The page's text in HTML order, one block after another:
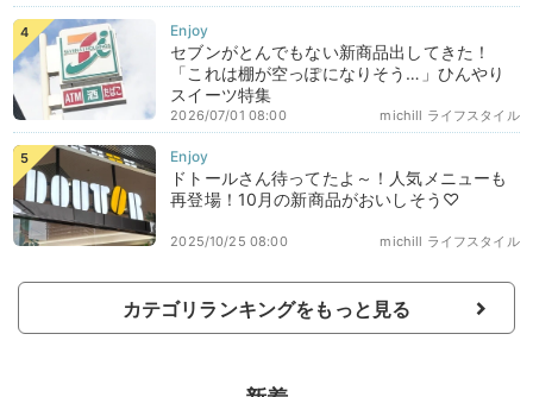
セブンがとんでもない新商品出してきた！
「これは棚が空っぽになりそう…」ひんやり
スイーツ特集
michill ライフスタイル
2026/07/01 08:00
ドトールさん待ってたよ～！人気メニューも
再登場！10月の新商品がおいしそう♡
michill ライフスタイル
2025/10/25 08:00
カテゴリランキングをもっと見る